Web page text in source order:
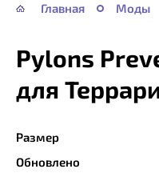
Главная Моды
Pylons
для
Размер
Обновлено